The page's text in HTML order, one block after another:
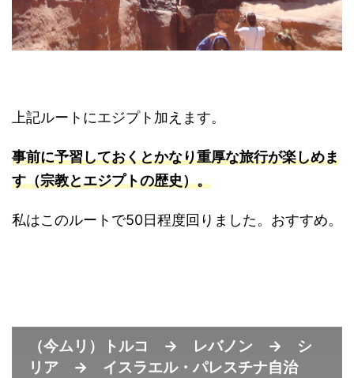
上記ルートにエジプト加えます。
事前に予習しておくとかなり重厚な旅行が楽しめま
す（宗教とエジプトの歴史）。
私はこのルートで50日程度回りました。おすすめ。
（今ムリ）トルコ → レバノン → シ
リア → イスラエル・パレスチナ自治